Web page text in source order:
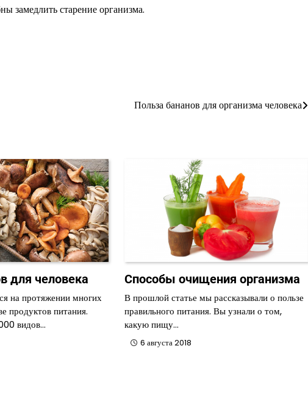
замедлить старение организма.
Польза бананов для организма человека
для человека
на протяжении многих
продуктов питания.
видов…
Способы очищения организма
В прошлой статье мы рассказывали о пользе
правильного питания. Вы узнали о том,
какую пищу…
6 августа 2018